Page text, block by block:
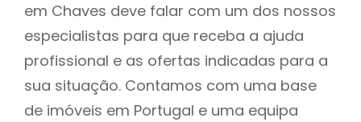
em Chaves deve falar com um dos nossos
especialistas para que receba a ajuda
profissional e as ofertas indicadas para a
sua situação. Contamos com uma base
de imóveis em Portugal e uma equipa